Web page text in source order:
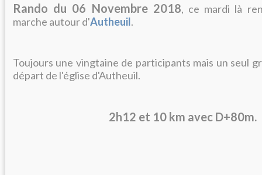
Rando du 06 Novembre 2018, ce mardi là
marche autour d'Autheuil.
Toujours une vingtaine de participants mais un seul
départ de l'église d'Autheuil.
2h12 et 10 km avec D+80m.